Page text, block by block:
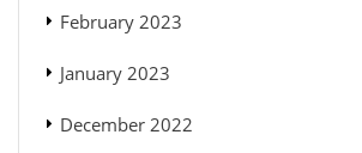
February 2023
January 2023
December 2022